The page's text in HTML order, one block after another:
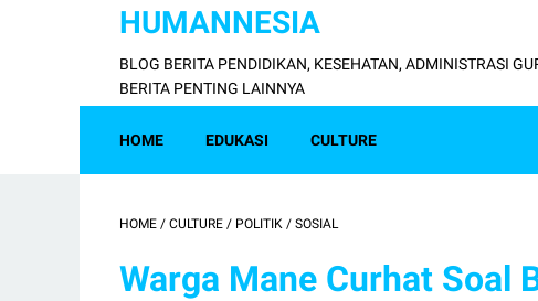
HUMANNESIA
BLOG BERITA PENDIDIKAN, KESEHATAN, ADMINISTRASI
BERITA PENTING LAINNYA
HOME EDUKASI CULTURE
HOME / CULTURE / POLITIK / SOSIAL
Warga Mane Curhat Soal